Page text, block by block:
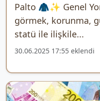
Palto 🧥✨ Genel
görmek, korunma,
statü ile ilişkile...
30.06.2025 17:55 eklendi